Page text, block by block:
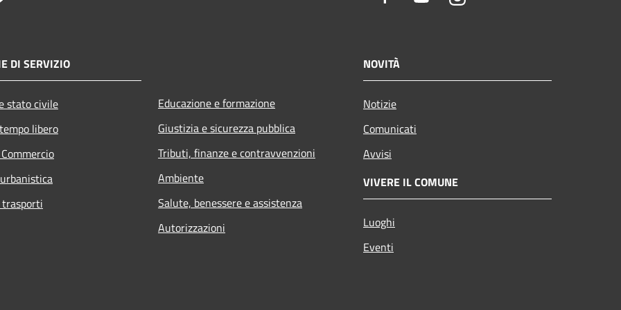
DI SERVIZIO
stato civile
libero
Educazione e formazione
Giustizia e sicurezza pubblica
Tributi, finanze e contravvenzioni
Ambiente
Salute, benessere e assistenza
Autorizzazioni
NOVITÀ
Notizie
Comunicati
Avvisi
VIVERE IL COMUNE
Luoghi
Eventi